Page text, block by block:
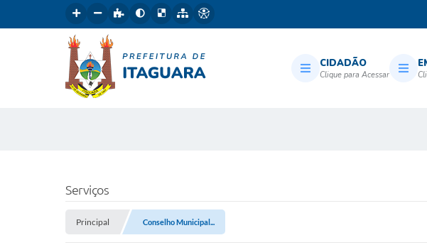
CIDADÃO
Serviços
Principal Conselho Municipal...